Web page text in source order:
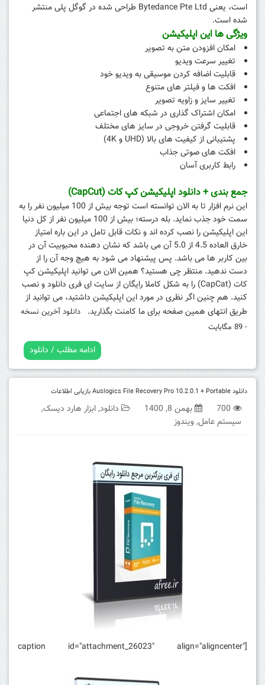
است، یعنی Bytedance Pte Ltd طراحی شده در گوگل پلی منتشر
شده است.
ویژگی ها این اپلیکیشن
امکان افزودن متن به تصویر
تغییر سرعت ویدیو
قابلیت اضافه کردن موسیقی به ویدیو خود
افکت ها و فیلتر های متنوع
تغییر سایز و زاویه تصویر
امکان اشتراک گذاری در شبکه های اجتماعی
قابلیت گرفتن خروجی در سایز های مختلف
پشتیبانی از کیفیت های بالا (UHD و 4K)
افکت های صوتی جذاب
رابط کاربری آسان
جمع بندی + دانلود اپلیکیشن کپ کات (CapCut)
این نرم افزار تا به الان توانسته است توجه بیش از 100 میلیون نفر را به
سمت خود جذب نماید. بله درسته؛ بیش از 100 میلیون نفر از کل دنیا
این اپلیکیشن را نصب کرده اند و نکات قابل تامل در این باره امتیاز
خارق العاده 4.5 از 5.0 آن می باشد که نشان دهنده محبوبیت آن در
بین کاربر ها می باشد. پس پیشنهاد می شود به هیچ وجه آن را از
دست ندهید. منتظر چی هستید؟ همین الان می توانید اپلیکیشن کپ
کات (CapCat) را به شکل کاملا رایگان از سایت ای فری دانلود و نصب
کنید. هم چنین اگر نظری در مورد این اپلیکیشن داشتید، می توانید از
طریق انتهای همین صفحه برای ما کامنت بگذارید. دانلود آخرین نسخه
- 89 مگابایت
ادامه مطلب / دانلود
دانلود Auslogics File Recovery Pro 10.2.0.1 + Portable بازیابی اطلاعات
700 بهمن 8, 1400 دانلود,ابزار هارد دیسک,
سیستم عامل,ویندوز
[caption id="attachment_26023" align="aligncenter"